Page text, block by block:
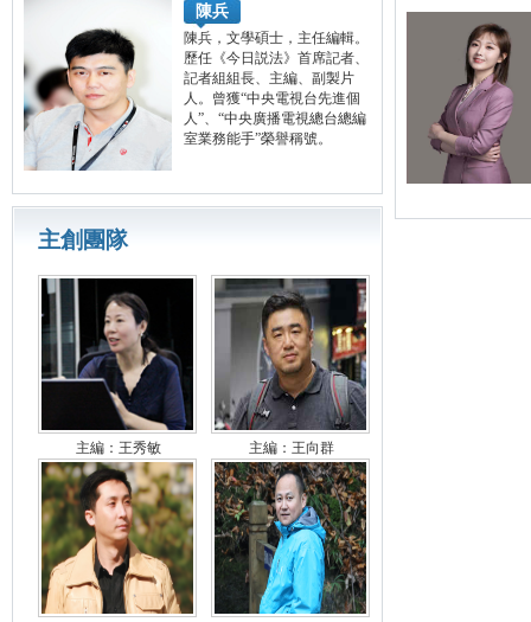
陳兵
陳兵，文學碩士，主任編輯。
歷任《今日説法》首席記者、
記者組組長、主編、副製片
人。曾獲“中央電視台先進個
人”、“中央廣播電視總台總編
室業務能手”榮譽稱號。
主創團隊
主編：王秀敏 主編：王向群